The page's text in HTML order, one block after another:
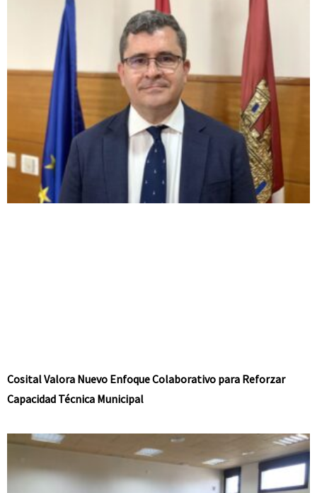
Cosital Valora Nuevo Enfoque Colaborativo para Reforzar
Capacidad Técnica Municipal